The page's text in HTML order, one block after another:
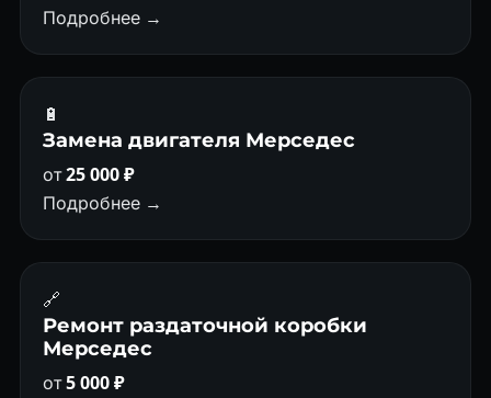
Подробнее →
🔋
Замена двигателя Мерседес
от25 000 ₽
Подробнее →
🔗
Ремонт раздаточной коробки
Мерседес
от5 000 ₽